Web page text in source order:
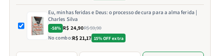
Eu, minhas feridas e Deus: o processo de cura para a alma ferida |
Charles Silva
-58% R$ 24,90R$ 59,90
No combo:R$ 21,17 15% OFF extra